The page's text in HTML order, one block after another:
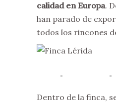
calidad en Europa.
han parado de
todos los rincones
Dentro de la finca,